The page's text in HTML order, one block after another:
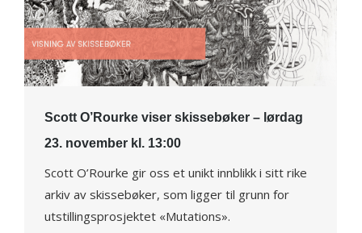
Scott O’Rourke viser skissebøker – lørdag
23. november kl. 13:00
Scott O’Rourke gir oss et unikt innblikk i sitt rike
arkiv av skissebøker, som ligger til grunn for
utstillingsprosjektet «Mutations».